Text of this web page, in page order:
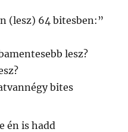
(lesz) 64 bitesben:”
lesz?
bites
én is hadd